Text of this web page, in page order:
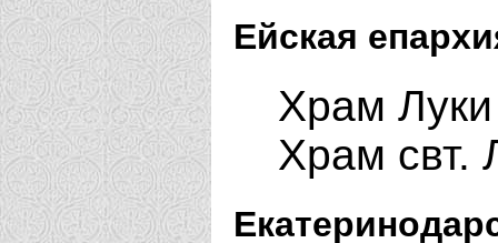
Ейская
Храм
Храм свт.